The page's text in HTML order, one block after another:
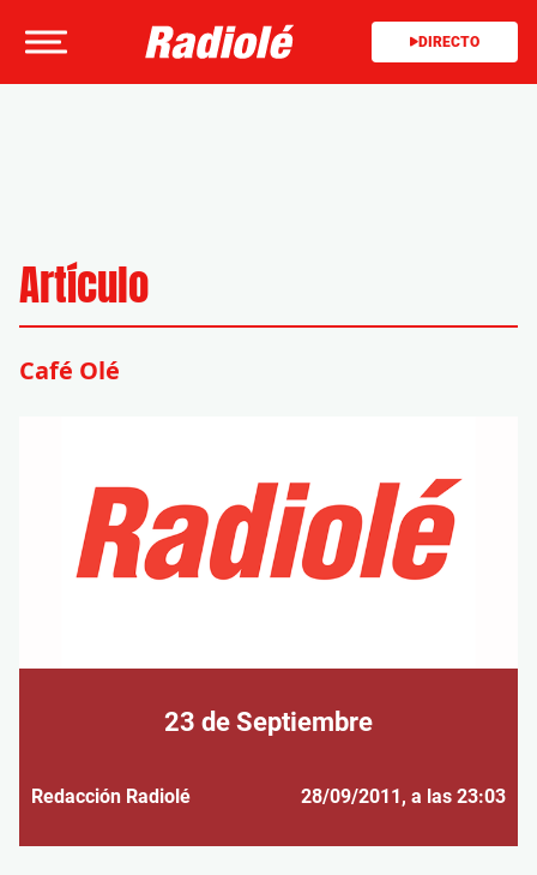
DIRECTO
Artículo
Café Olé
23 de Septiembre
Redacción Radiolé 28/09/2011, a las 23:03